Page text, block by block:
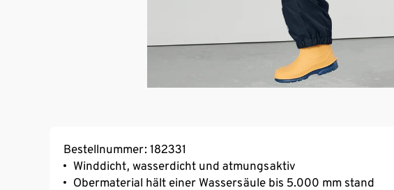
Bestellnummer: 182331
Winddicht, wasserdicht und atmungsaktiv
Obermaterial hält einer Wassersäule bis 5.000 mm stand